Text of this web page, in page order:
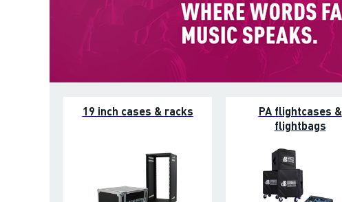
19 inch cases & racks
PA flightcases &
flightbags